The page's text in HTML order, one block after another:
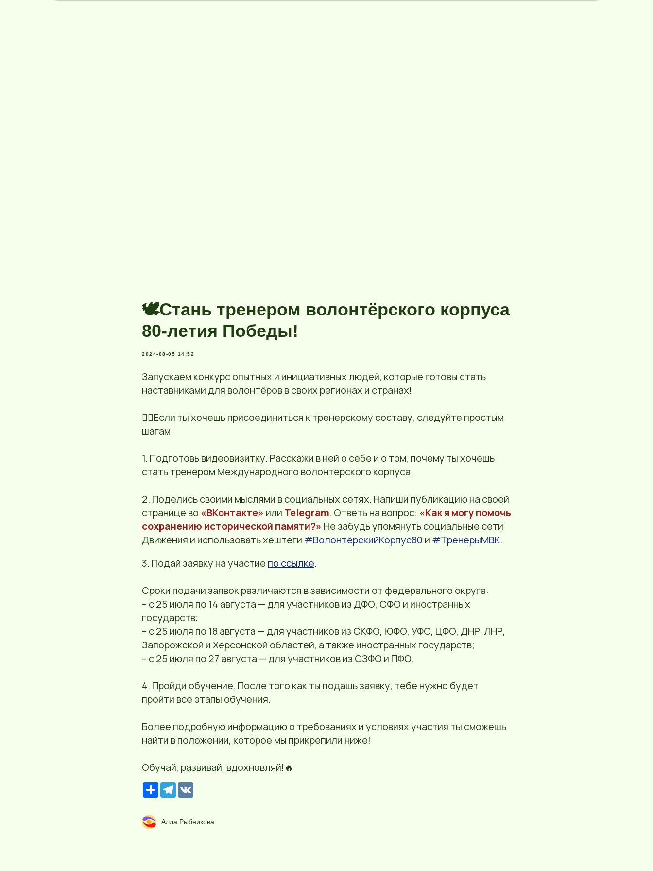
🕊️Стань тренером волонтёрского корпуса
80-летия Победы!
2024-08-05 14:52
Запускаем конкурс опытных и инициативных людей, которые готовы стать
наставниками для волонтёров в своих регионах и странах!
☝🏻Если ты хочешь присоединиться к тренерскому составу, следуйте простым
шагам:
1. Подготовь видеовизитку. Расскажи в ней о себе и о том, почему ты хочешь
стать тренером Международного волонтёрского корпуса.
2. Поделись своими мыслями в социальных сетях. Напиши публикацию на своей
странице во «ВКонтакте» или Telegram. Ответь на вопрос: «Как я могу помочь
сохранению исторической памяти?» Не забудь упомянуть социальные сети
Движения и использовать хештеги #ВолонтёрскийКорпус80 и #ТренерыМВК.
3. Подай заявку на участие по ссылке.
Сроки подачи заявок различаются в зависимости от федерального округа:
– с 25 июля по 14 августа — для участников из ДФО, СФО и иностранных
государств;
– с 25 июля по 18 августа — для участников из СКФО, ЮФО, УФО, ЦФО, ДНР, ЛНР,
Запорожской и Херсонской областей, а также иностранных государств;
– с 25 июля по 27 августа — для участников из СЗФО и ПФО.
4. Пройди обучение. После того как ты подашь заявку, тебе нужно будет
пройти все этапы обучения.
Более подробную информацию о требованиях и условиях участия ты сможешь
найти в положении, которое мы прикрепили ниже!
Обучай, развивай, вдохновляй!🔥
Р
е
с
р
с
T
e
l
g
r
Алла Рыбникова